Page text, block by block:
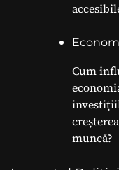
Cum
muncă?